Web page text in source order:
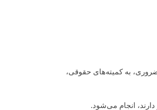
به کمیته‌های حقوقی،
انجام می‌شود.